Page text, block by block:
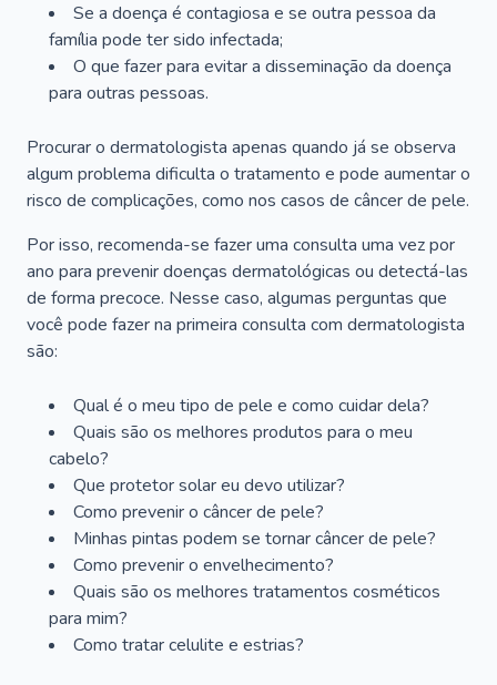
Se a doença é contagiosa e se outra pessoa da
família pode ter sido infectada;
O que fazer para evitar a disseminação da doença
para outras pessoas.
Procurar o dermatologista apenas quando já se observa
algum problema dificulta o tratamento e pode aumentar o
risco de complicações, como nos casos de câncer de pele.
Por isso, recomenda-se fazer uma consulta uma vez por
ano para prevenir doenças dermatológicas ou detectá-las
de forma precoce. Nesse caso, algumas perguntas que
você pode fazer na primeira consulta com dermatologista
são:
Qual é o meu tipo de pele e como cuidar dela?
Quais são os melhores produtos para o meu
cabelo?
Que protetor solar eu devo utilizar?
Como prevenir o câncer de pele?
Minhas pintas podem se tornar câncer de pele?
Como prevenir o envelhecimento?
Quais são os melhores tratamentos cosméticos
para mim?
Como tratar celulite e estrias?